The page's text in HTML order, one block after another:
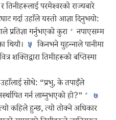
परमेश्‍वरको राज्यबारे
गर्दा उहाँले यस्तो आज्ञा दिनुभयो:
प्रतिज्ञा गर्नुभएको कुरा + नपाएसम्म
थियौ। ५ किनभने युहन्‍नाले पानीमा
शक्‍तिद्वारा तिमीहरूको बप्तिस्मा
सोधे: “प्रभु, के तपाईँले
गर्न लाग्नुभएको हो?” + ७
कहिले हुन्छ, त्यो तोक्ने अधिकार